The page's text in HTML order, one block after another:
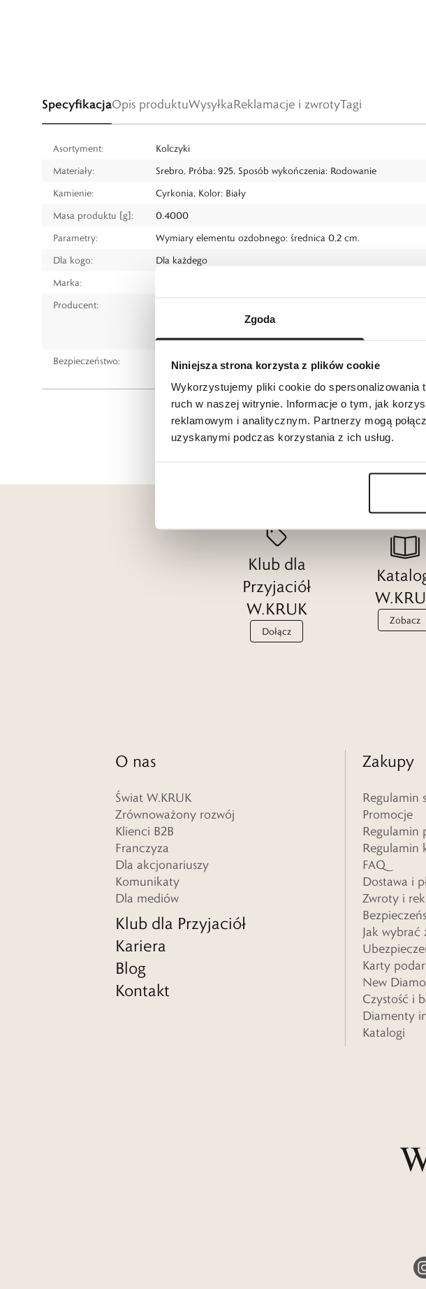
Zgoda
Niniejsza strona korzysta z plików cookie
Wykorzystujemy pliki cookie do spersonalizowania
ruch w naszej witrynie. Informacje o tym, jak
reklamowym i analitycznym. Partnerzy mogą
uzyskanymi podczas korzystania z ich usług.
SpecyfikacjaOpis produktuWysyłkaReklamacje i zwrotyTagi
Asortyment:
Kolczyki
Materiały:
Srebro, Próba: 925, Sposób wykończenia: Rodowanie
Kamienie:
Cyrkonia, Kolor: Biały
Masa produktu [g]:
0.4000
Parametry:
Wymiary elementu ozdobnego: średnica 0,2 cm.
Dla kogo:
Dla każdego
Marka:
Producent:
ul. Pilotów 10, 31-462 Kraków
e-mail:gspr@wkruk.pl
Bezpieczeństwo:
Informacje o bezpieczeństwie
Klub dla
Przyjaciół
W.KRUK
Dołącz
Zobacz
O nas
Świat W.KRUK
Zrównoważony rozwój
Klienci B2B
Franczyza
Dla akcjonariuszy
Komunikaty
Dla mediów
Klub dla Przyjaciół
Kariera
Blog
Kontakt
Zakupy
Regulamin
Promocje
Regulamin
Regulamin
FAQ
Dostawa i
Zwroty i
Jak wybrać
Karty
New
Czystość i
Diamenty
Katalogi